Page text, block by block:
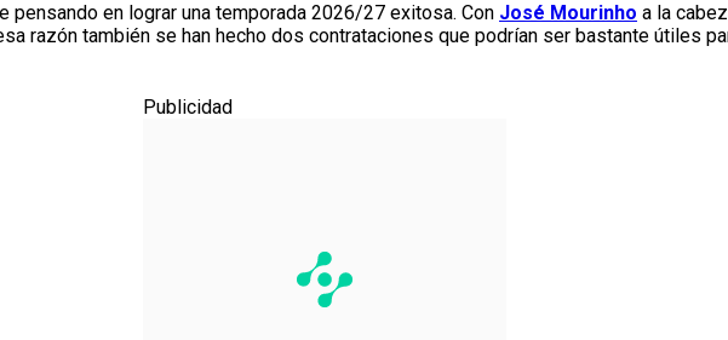
pensando en lograr una temporada 2026/27 exitosa. Con José Mourinho a la
razón también se han hecho dos contrataciones que podrían ser bastante útiles
Publicidad